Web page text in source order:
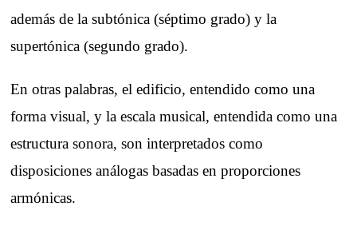
además de la subtónica (séptimo grado) y la
supertónica (segundo grado).
En otras palabras, el edificio, entendido como una
forma visual, y la escala musical, entendida como una
estructura sonora, son interpretados como
disposiciones análogas basadas en proporciones
armónicas.